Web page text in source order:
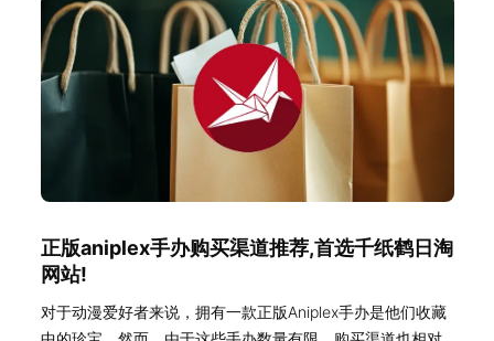
正版aniplex手办购买渠道推荐,首选千纸鹤日淘
网站!
对于动漫爱好者来说，拥有一款正版Aniplex手办是他们收藏